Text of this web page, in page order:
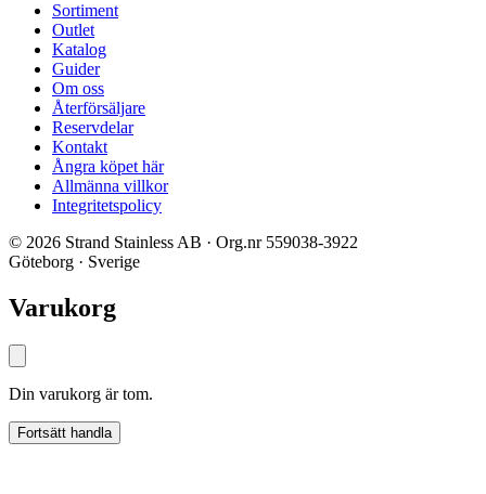
Sortiment
Outlet
Katalog
Guider
Om oss
Återförsäljare
Reservdelar
Kontakt
Ångra köpet här
Allmänna villkor
Integritetspolicy
© 2026 Strand Stainless AB · Org.nr 559038-3922
Göteborg · Sverige
Varukorg
Din varukorg är tom.
Fortsätt handla